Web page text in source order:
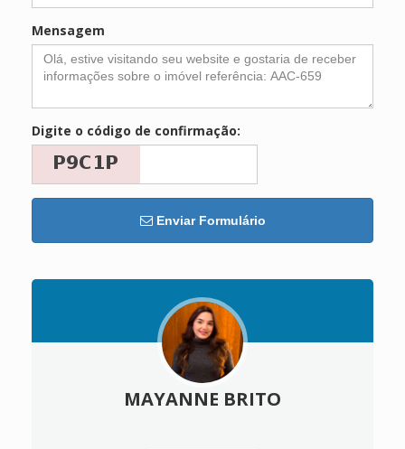
Mensagem
Digite o código de confirmação:
Enviar Formulário
MAYANNE BRITO